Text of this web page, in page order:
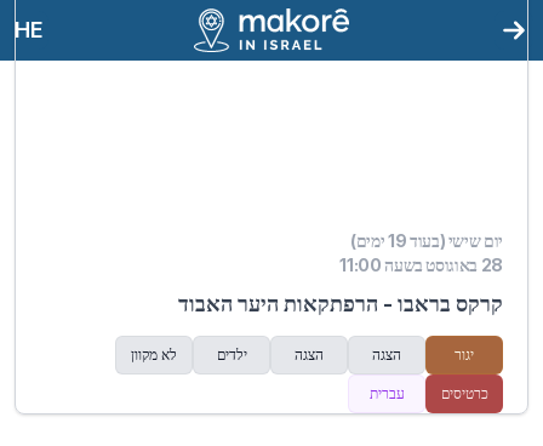
HE
יום שישי (בעוד 19 ימים)
28 באוגוסט בשעה 11:00
קרקס בראבו - הרפתקאות היער האבוד
יגור הצגה הצגה ילדים לא מקוון
כרטיסים עברית